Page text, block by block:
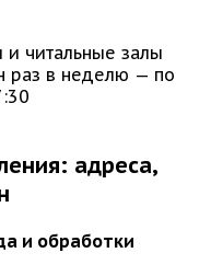
читальные залы
раз в неделю — по
адреса,
и обработки